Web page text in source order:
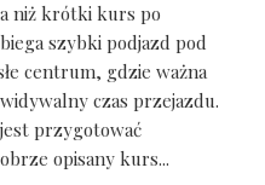
niż krótki kurs po
szybki podjazd pod
centrum, gdzie ważna
czas przejazdu.
przygotować
opisany kurs...